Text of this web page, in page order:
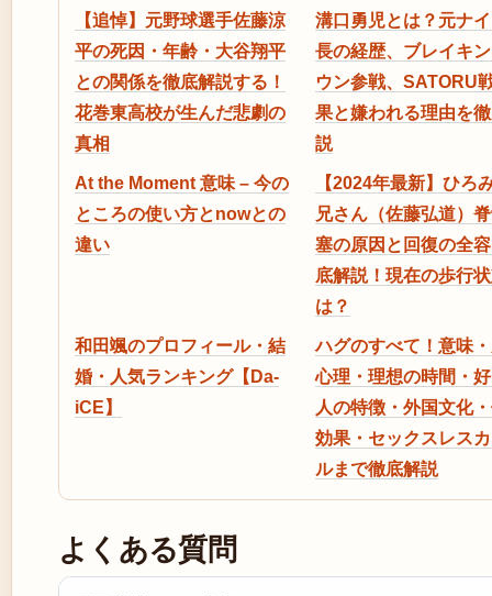
【追悼】元野球選手佐藤涼
平の死因・年齢・大谷翔平
との関係を徹底解説する！
花巻東高校が生んだ悲劇の
真相
溝口勇児とは？元ナ
長の経歴、ブレイキ
ウン参戦、SATORU
果と嫌われる理由を
説
At the Moment 意味 – 今の
ところの使い方とnowとの
違い
【2024年最新】ひろ
兄さん（佐藤弘道）
塞の原因と回復の全
底解説！現在の歩行
は？
和田颯のプロフィール・結
婚・人気ランキング【Da-
iCE】
ハグのすべて！意味
心理・理想の時間・
人の特徴・外国文化
効果・セックスレス
ルまで徹底解説
よくある質問